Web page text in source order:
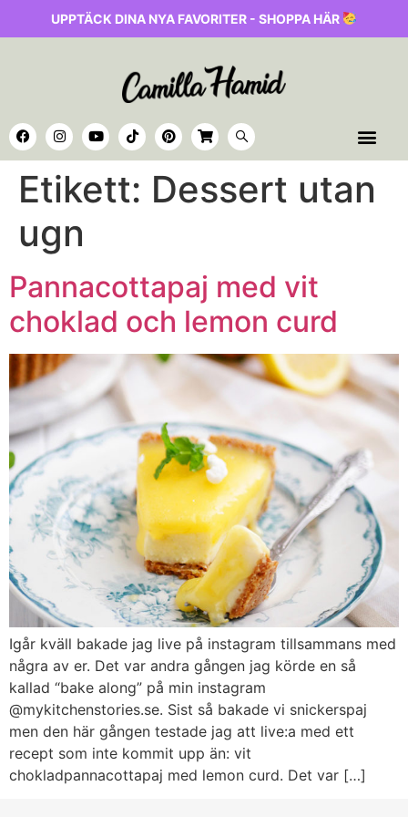
UPPTÄCK DINA NYA FAVORITER - SHOPPA HÄR
Etikett: Dessert utan
ugn
Pannacottapaj med vit
choklad och lemon curd
Igår kväll bakade jag live på instagram tillsammans med
några av er. Det var andra gången jag körde en så
kallad “bake along” på min instagram
@mykitchenstories.se. Sist så bakade vi snickerspaj
men den här gången testade jag att live:a med ett
recept som inte kommit upp än: vit
chokladpannacottapaj med lemon curd. Det var […]